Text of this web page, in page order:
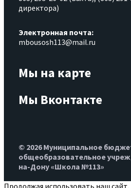
директора)
Электронная почта:
mbousosh113@mail.ru
Мы на карте
Мы Вконтакте
© 2026 Муниципальное
общеобразовательное
на-Дону «Школа №113»